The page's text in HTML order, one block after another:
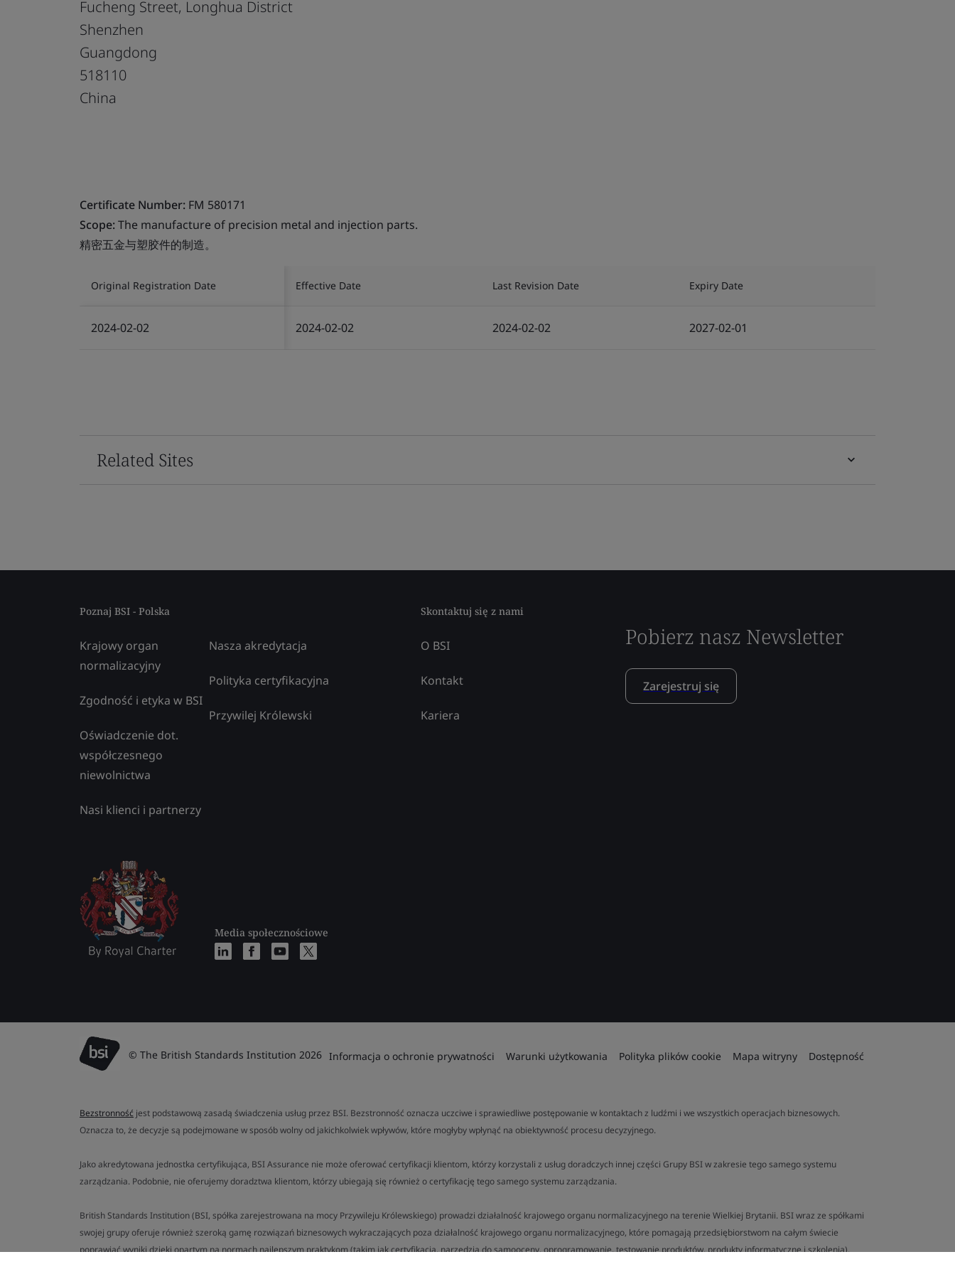
Fucheng Street, Longhua District
Shenzhen
Guangdong
518110
China
Certificate Number: FM 580171
Scope:The manufacture of precision metal and injection parts.
精密五金与塑胶件的制造。
Original Registration Date Effective Date Last Revision Date Expiry Date
2024-02-02 2024-02-02 2024-02-02 2027-02-01
Related Sites
Poznaj BSI - Polska
Krajowy organ
normalizacyjny
Zgodność i etyka w BSI
Oświadczenie dot.
współczesnego
niewolnictwa
Nasi klienci i partnerzy
Nasza akredytacja
Polityka certyfikacyjna
Przywilej Królewski
Media społecznościowe
Skontaktuj się z nami
O BSI
Kontakt
Kariera
Pobierz nasz Newsletter
Zarejestruj się
© The British Standards Institution 2026 Informacja o ochronie prywatności Warunki użytkowania Polityka plików cookie Mapa witryny Dostępność
Bezstronność jest podstawową zasadą świadczenia usług przez BSI. Bezstronność oznacza uczciwe i sprawiedliwe postępowanie w kontaktach z ludźmi i we wszystkich operacjach biznesowych.
Oznacza to, że decyzje są podejmowane w sposób wolny od jakichkolwiek wpływów, które mogłyby wpłynąć na obiektywność procesu decyzyjnego.
Jako akredytowana jednostka certyfikująca, BSI Assurance nie może oferować certyfikacji klientom, którzy korzystali z usług doradczych innej części Grupy BSI w zakresie tego samego systemu
zarządzania. Podobnie, nie oferujemy doradztwa klientom, którzy ubiegają się również o certyfikację tego samego systemu zarządzania.
British Standards Institution (BSI, spółka zarejestrowana na mocy Przywileju Królewskiego) prowadzi działalność krajowego organu normalizacyjnego na terenie Wielkiej Brytanii. BSI wraz ze spółkami
swojej grupy oferuje również szeroką gamę rozwiązań biznesowych wykraczających poza działalność krajowego organu normalizacyjnego, które pomagają przedsiębiorstwom na całym świecie
poprawiać wyniki dzięki opartym na normach najlepszym praktykom (takim jak certyfikacja, narzędzia do samooceny, oprogramowanie, testowanie produktów, produkty informatyczne i szkolenia).